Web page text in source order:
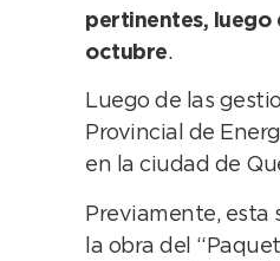
pertinentes, luego
octubre.
Luego de las
Provincial de
en la ciudad de
Previamente, esta
la obra del